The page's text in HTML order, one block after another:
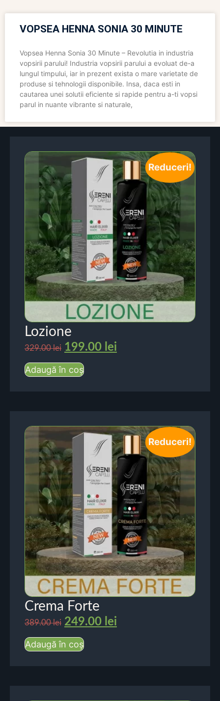
VOPSEA HENNA SONIA 30 MINUTE
Vopsea Henna Sonia 30 Minute – Revolutia in industria
vopsirii parului! Industria vopsirii parului a evoluat de-a
lungul timpului, iar in prezent exista o mare varietate de
produse si tehnologii disponibile. Insa, daca esti in
cautarea unei solutii eficiente si rapide pentru a-ti vopsi
parul in nuante vibrante si naturale,
Reduceri!
Lozione
329.00lei 199.00 lei
Adaugă în coș
Reduceri!
Crema Forte
389.00lei 249.00 lei
Adaugă în coș